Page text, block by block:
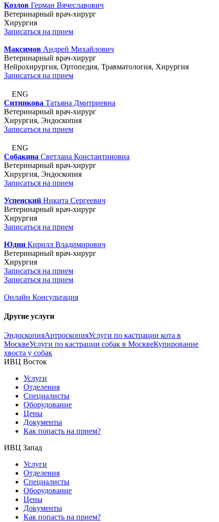
Козлов Герман Вячеславович
Ветеринарный врач-хирург
Хирургия
Записаться на прием
Максимов Андрей Михайлович
Ветеринарный врач-хирург
Нейрохирургия, Ортопедия, Травматология, Хирургия
Записаться на прием
ENG
Ситникова Татьяна Дмитриевна
Ветеринарный врач-хирург
Хирургия, Эндоскопия
Записаться на прием
ENG
Собакина Светлана Константиновна
Ветеринарный врач-хирург
Хирургия, Эндоскопия
Записаться на прием
Успенский Никита Сергеевич
Ветеринарный врач-хирург
Хирургия
Записаться на прием
Юдин Кирилл Владимирович
Ветеринарный врач-хирург
Хирургия
Записаться на прием
Записаться на прием
Онлайн Консультация
Другие услуги
ЭндоскопияАртроскопияУслуги по кастрации кота в
МосквеУслуги по кастрации собак в МосквеКупирование
хвоста у собак
ИВЦ Восток
Услуги
Отделения
Специалисты
Оборудование
Цены
Документы
Как попасть на прием?
ИВЦ Запад
Услуги
Отделения
Специалисты
Оборудование
Цены
Документы
Как попасть на прием?